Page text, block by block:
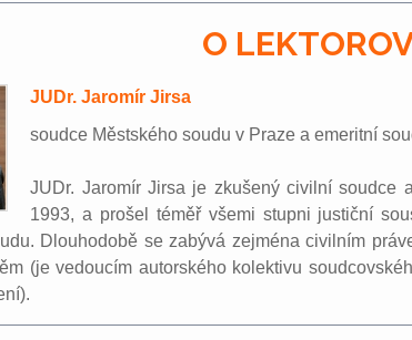
O
JUDr. Jaromír Jirsa
soudce Městského soudu v Praze a emeritní
JUDr. Jaromír Jirsa je zkušený civilní soudce
1993, a prošel téměř všemi stupni justiční
Dlouhodobě se zabývá zejména civilním
(je vedoucím autorského kolektivu